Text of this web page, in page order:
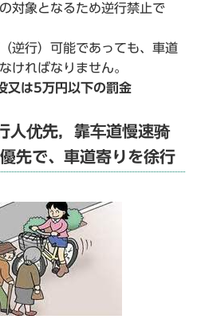
対象となるため逆行禁止で
逆行）可能であっても、車道
ければなりません。
又は5万円以下の罰金
人优先，靠车道慢速骑
先で、車道寄りを徐行